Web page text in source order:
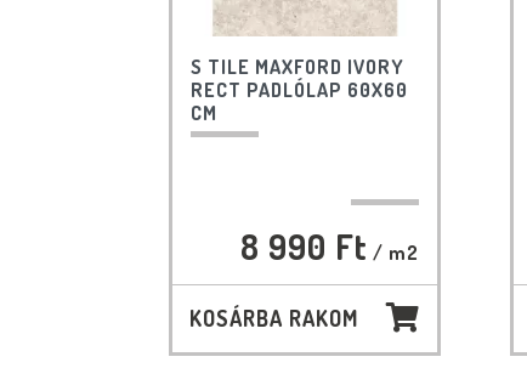
S TILE MAXFORD IVORY
RECT PADLÓLAP 60X60
CM
8 990 Ft / m2
KOSÁRBA RAKOM